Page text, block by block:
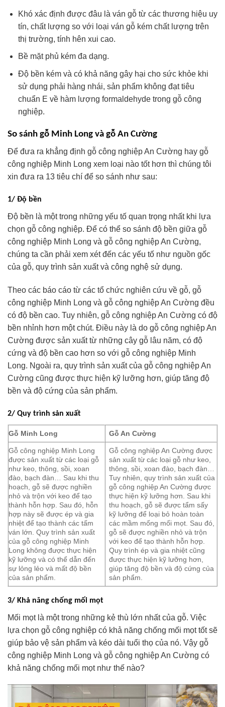
Khó xác định được đâu là ván gỗ từ các thương hiệu uy
tín, chất lượng so với loại ván gỗ kém chất lượng trên
thị trường, tính hên xui cao.
Bề mặt phủ kém đa dạng.
Độ bền kém và có khả năng gây hại cho sức khỏe khi
sử dụng phải hàng nhái, sản phẩm không đạt tiêu
chuẩn E về hàm lượng formaldehyde trong gỗ công
nghiệp.
So sánh gỗ Minh Long và gỗ An Cường
Để đưa ra khẳng định gỗ công nghiệp An Cường hay gỗ
công nghiệp Minh Long xem loại nào tốt hơn thì chúng tôi
xin đưa ra 13 tiêu chí để so sánh như sau:
1/ Độ bền
Độ bền là một trong những yếu tố quan trọng nhất khi lựa
chọn gỗ công nghiệp. Để có thể so sánh độ bền giữa gỗ
công nghiệp Minh Long và gỗ công nghiệp An Cường,
chúng ta cần phải xem xét đến các yếu tố như nguồn gốc
của gỗ, quy trình sản xuất và công nghệ sử dụng.
Theo các báo cáo từ các tổ chức nghiên cứu về gỗ, gỗ
công nghiệp Minh Long và gỗ công nghiệp An Cường đều
có độ bền cao. Tuy nhiên, gỗ công nghiệp An Cường có độ
bền nhỉnh hơn một chút. Điều này là do gỗ công nghiệp An
Cường được sản xuất từ những cây gỗ lâu năm, có độ
cứng và độ bền cao hơn so với gỗ công nghiệp Minh
Long. Ngoài ra, quy trình sản xuất của gỗ công nghiệp An
Cường cũng được thực hiện kỹ lưỡng hơn, giúp tăng độ
bền và độ cứng của sản phẩm.
2/ Quy trình sản xuất
Gỗ Minh Long Gỗ An Cường
Gỗ công nghiệp Minh Long
được sản xuất từ các loại gỗ
như keo, thông, sồi, xoan
đào, bạch đàn… Sau khi thu
hoạch, gỗ sẽ được nghiền
nhỏ và trộn với keo để tạo
thành hỗn hợp. Sau đó, hỗn
hợp này sẽ được ép và gia
nhiệt để tạo thành các tấm
ván lớn. Quy trình sản xuất
của gỗ công nghiệp Minh
Long không được thực hiện
kỹ lưỡng và có thể dẫn đến
sự lỏng lẻo và mất độ bền
của sản phẩm.
Gỗ công nghiệp An Cường được
sản xuất từ các loại gỗ như keo,
thông, sồi, xoan đào, bạch đàn…
Tuy nhiên, quy trình sản xuất của
gỗ công nghiệp An Cường được
thực hiện kỹ lưỡng hơn. Sau khi
thu hoạch, gỗ sẽ được tẩm sấy
kỹ lưỡng để loại bỏ hoàn toàn
các mầm mống mối mọt. Sau đó,
gỗ sẽ được nghiền nhỏ và trộn
với keo để tạo thành hỗn hợp.
Quy trình ép và gia nhiệt cũng
được thực hiện kỹ lưỡng hơn,
giúp tăng độ bền và độ cứng của
sản phẩm.
3/ Khả năng chống mối mọt
Mối mọt là một trong những kẻ thù lớn nhất của gỗ. Việc
lựa chọn gỗ công nghiệp có khả năng chống mối mọt tốt sẽ
giúp bảo vệ sản phẩm và kéo dài tuổi thọ của nó. Vậy gỗ
công nghiệp Minh Long và gỗ công nghiệp An Cường có
khả năng chống mối mọt như thế nào?